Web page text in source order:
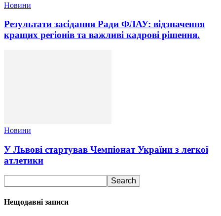
Новини
Результати засідання Ради ФЛАУ: відзначення
кращих регіонів та важливі кадрові рішення.
Новини
У Львові стартував Чемпіонат України з легкої
атлетики
Нещодавні записи